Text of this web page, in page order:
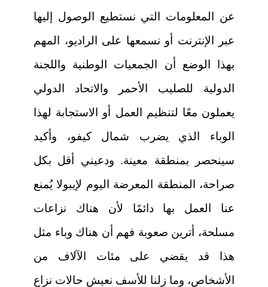
عن المعلومات التي نستطيع الوصول إليها
عبر الإنترنت أو نسمعها على الراديو، المهم
بهذا الوضع أن الجمعيات الوطنية واللجنة
الدولية للصليب الأحمر والاتحاد الدولي
يعملون معًا لتنظيم العمل أو الاستجابة لهذا
الوباء الذي يضرب شمال كيفو، وأكيد
سينحصر بمنطقة معينة. ودعيني أقل بكل
صراحة، المنطقة المعرضة اليوم لإيبولا يُمنع
عنا العمل بها دائمًا لأن هناك نزاعات
مسلحة، أترين صعوبة فهم أن هناك وباء مثل
هذا قد يقضي على مئات الآلاف من
الأشخاص، وما زلنا للأسف نعيش حالات نزاع